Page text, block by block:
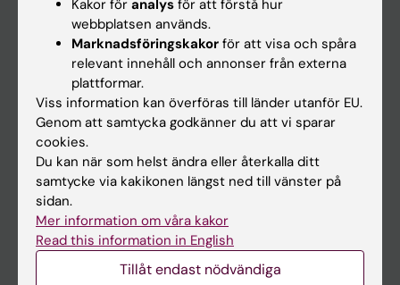
På gång
Kalender
Student
Ladok
Canvas
Schema
Kakor för analys för att förstå hur
webbplatsen används.
Marknadsföringskakor för att visa och spåra
relevant innehåll och annonser från externa
plattformar.
Viss information kan överföras till länder utanför EU.
Genom att samtycka godkänner du att vi sparar
cookies.
Du kan när som helst ändra eller återkalla ditt
samtycke via kakikonen längst ned till vänster på
sidan.
Mer information om våra kakor
Read this information in English
Tillåt endast nödvändiga